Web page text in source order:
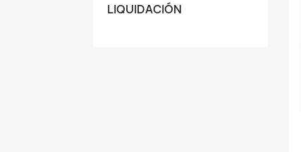
LIQUIDACIÓN